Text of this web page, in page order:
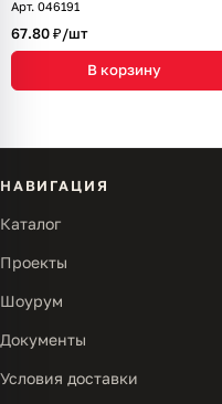
Арт. 046191
67.80 ₽/шт
В корзину
НАВИГАЦИЯ
Каталог
Проекты
Шоурум
Документы
Условия доставки